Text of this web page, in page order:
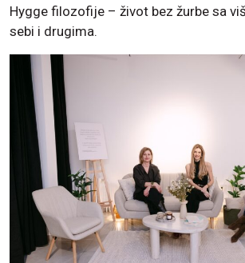
Hygge filozofije – život bez žurbe sa
sebi i drugima.